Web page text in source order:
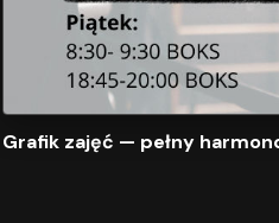
Grafik zajęć — pełny